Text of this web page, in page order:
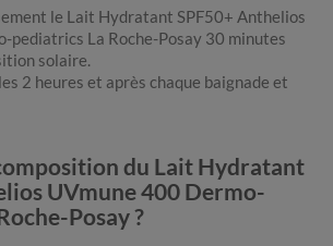
le Lait Hydratant SPF50+ Anthelios
pediatrics La Roche-Posay 30 minutes
solaire.
2 heures et après chaque baignade et
du Lait Hydratant
UVmune 400 Dermo-
Posay ?